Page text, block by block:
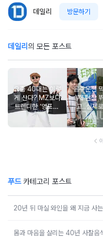
데일리 방문하기
데일리 의 모든 포스트
요즘 40대는 이렇
게 산다? MZ보다
트렌디한 ‘영포티’
분석
음주운전
재 현장
고..실제
구한 연
푸드카테고리 포스트
20년 뒤 마실 와인을 왜 지금 사
몸과 마음을 살리는 40년 사찰음